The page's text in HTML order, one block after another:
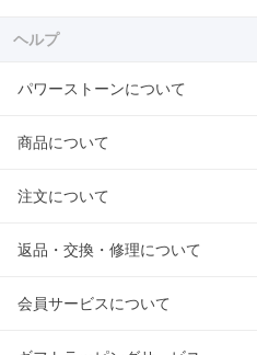
ヘルプ
パワーストーンについて
商品について
注文について
返品・交換・修理について
会員サービスについて